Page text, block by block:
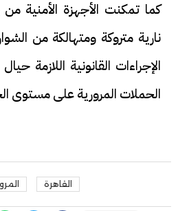
نارية متروكة ومتهالكة من
الإجراءات القانونية اللازمة
الحملات المرورية على مستوى
القاهرة